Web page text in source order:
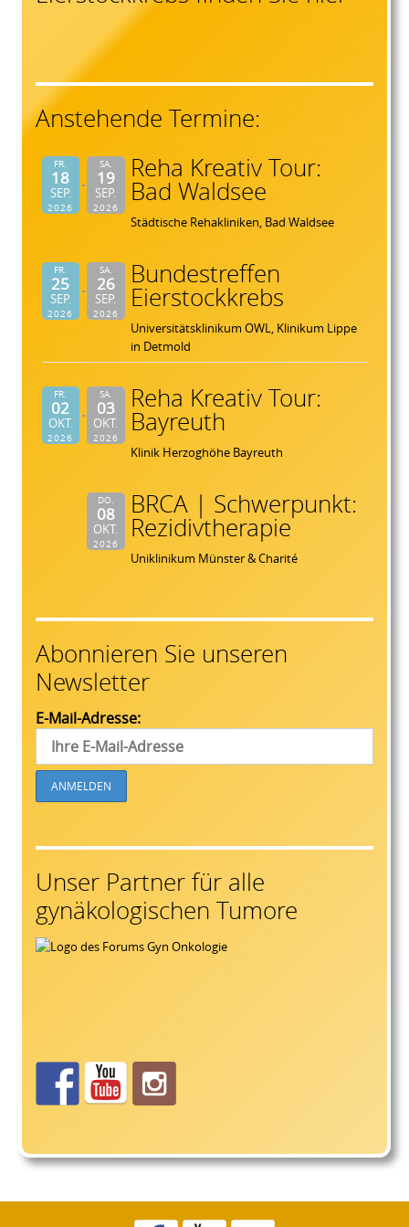
Anstehende Termine:
FR.
18
SEP.
2026
SA.
19
SEP.
2026
Reha Kreativ Tour:
Bad Waldsee
Städtische Rehakliniken, Bad Waldsee
FR.
25
SEP.
2026
SA.
26
SEP.
2026
Bundestreffen
Eierstockkrebs
Universitätsklinikum OWL, Klinikum Lippe
in Detmold
FR.
02
OKT.
2026
SA.
03
OKT.
2026
Reha Kreativ Tour:
Bayreuth
Klinik Herzoghöhe Bayreuth
DO.
08
OKT.
2026
BRCA | Schwerpunkt:
Rezidivtherapie
Uniklinikum Münster & Charité
Abonnieren Sie unseren
Newsletter
E-Mail-Adresse:
Unser Partner für alle
gynäkologischen Tumore